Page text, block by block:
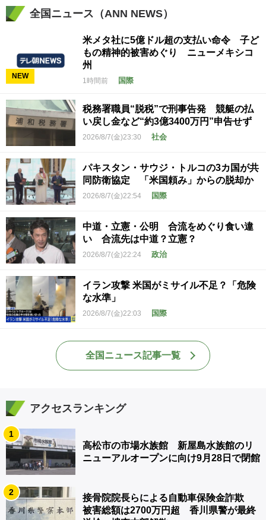
全国ニュース（ANN NEWS）
NEW
米メタ社に5億ドル超の支払い命令 子ど
もの精神的被害めぐり ニューメキシコ
州
1時間前 国際
税務署職員“脱税”で刑事告発 競艇の払
い戻し金など“約3億3400万円”申告せず
2026/8/7(金)23:30 社会
パキスタン・サウジ・トルコの3カ国が共
同防衛協定 「米国頼み」からの脱却か
2026/8/7(金)22:54 国際
中道・立憲・公明 合流をめぐり食い違
い 合流先は中道？立憲？
2026/8/7(金)22:24 政治
イラン攻撃 米国がミサイル不足？「危険
な水準」
2026/8/7(金)22:03 国際
全国ニュース記事一覧
アクセスランキング
1
高松市の市場水族館 新屋島水族館のリ
ニューアルオープンに向け9月28日で閉館
2
接骨院院長らによる自動車保険金詐欺
被害総額は2700万円超 香川県警が最終